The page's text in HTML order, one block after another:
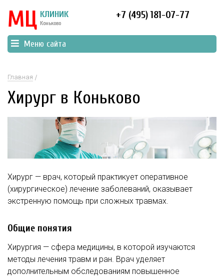
МЦ КЛИНИК
Коньково
+7 (495) 181-07-77
Меню сайта
Главная
Хирург в Коньково
Хирург — врач, который практикует оперативное
(хирургическое) лечение заболеваний, оказывает
экстренную помощь при сложных травмах.
Общие понятия
Хирургия — сфера медицины, в которой изучаются
методы лечения травм и ран. Врач уделяет
дополнительным обследованиям повышенное